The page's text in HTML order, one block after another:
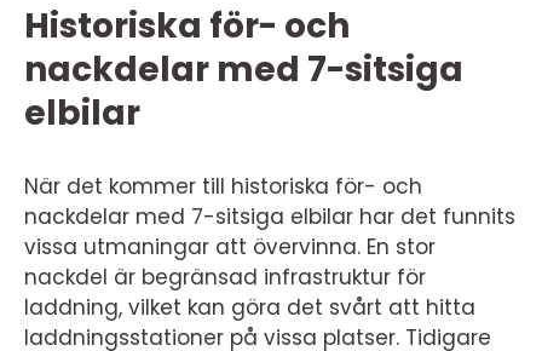
Historiska för- och
nackdelar med 7-sitsiga
elbilar
När det kommer till historiska för- och
nackdelar med 7-sitsiga elbilar har det funnits
vissa utmaningar att övervinna. En stor
nackdel är begränsad infrastruktur för
laddning, vilket kan göra det svårt att hitta
laddningsstationer på vissa platser. Tidigare